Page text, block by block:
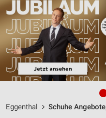
Eggenthal Schuhe